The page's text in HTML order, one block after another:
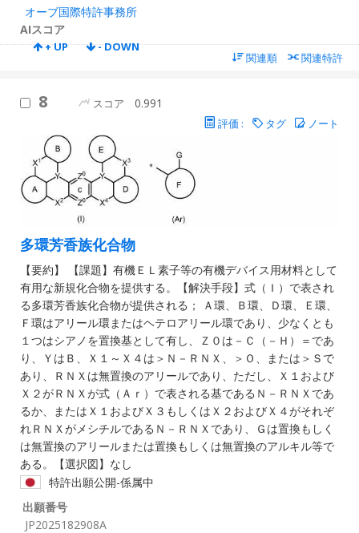
オーブ国際特許事務所
AIスコア
+ UP - DOWN
関連順 関連特許
8 スコア 0.991
評価 : タグ ノート
多環芳香族化合物
【要約】 【課題】有機ＥＬ素子等の有機デバイス用材料として
有用な新規化合物を提供する。【解決手段】式（Ｉ）で表され
る多環芳香族化合物が提供される； Ａ環、Ｂ環、Ｄ環、Ｅ環、
Ｆ環はアリール環またはヘテロアリール環であり、少なくとも
１つはシアノを置換基として有し、Ｚ０は－Ｃ（－Ｈ）＝であ
り、ＹはＢ、Ｘ１～Ｘ４は＞Ｎ－ＲＮＸ、＞Ｏ、または＞Ｓで
あり、ＲＮＸは無置換のアリールであり、ただし、Ｘ１および
Ｘ２がＲＮＸが式（Ａｒ）で表される基であるＮ－ＲＮＸであ
るか、またはＸ１およびＸ３もしくはＸ２およびＸ４がそれぞ
れＲＮＸがメシチルであるＮ－ＲＮＸであり、Ｇは置換もしく
は無置換のアリールまたは置換もしくは無置換のアルキル等で
ある。【選択図】なし
特許出願公開-係属中
出願番号
JP2025182908A